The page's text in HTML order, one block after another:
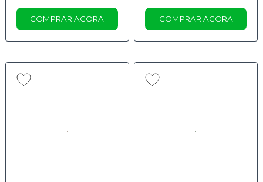
COMPRAR AGORA COMPRAR AGORA